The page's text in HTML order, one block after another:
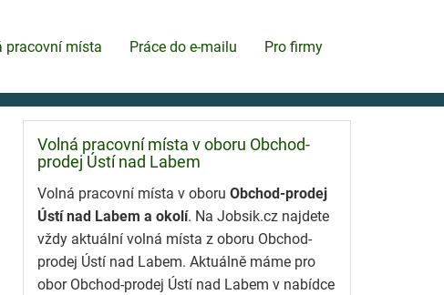
pracovní místa Práce do e-mailu Pro firmy
Volná pracovní místa v oboru Obchod-
prodej Ústí nad Labem
Volná pracovní místa v oboru Obchod-prodej
Ústí nad Labem a okolí. Na Jobsik.cz najdete
vždy aktuální volná místa z oboru Obchod-
prodej Ústí nad Labem. Aktuálně máme pro
obor Obchod-prodej Ústí nad Labem v nabídce